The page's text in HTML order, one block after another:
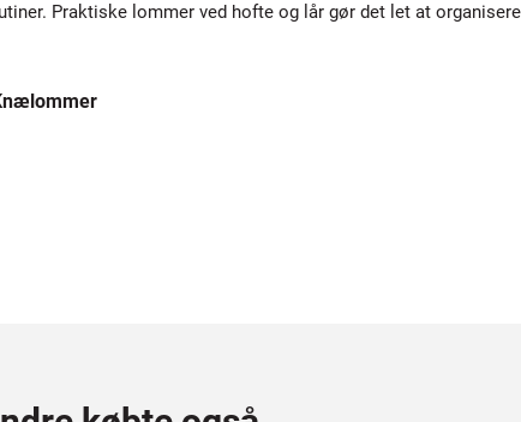
Praktiske lommer ved hofte og lår gør det let at